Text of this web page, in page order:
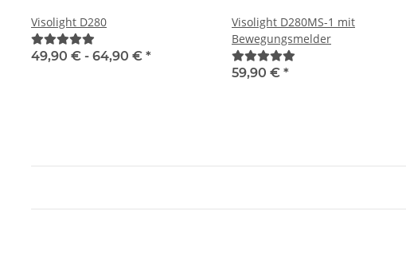
Visolight D280
49,90 € - 64,90 € *
Visolight D280MS-1 mit
Bewegungsmelder
59,90 € *